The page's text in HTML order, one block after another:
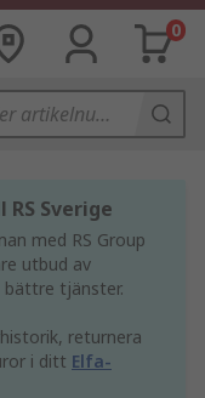
0
Sverige
med RS Group
utbud av
bättre tjänster.
returnera
i ditt Elfa-